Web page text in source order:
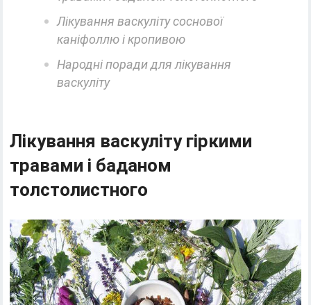
Лікування васкуліту соснової
каніфоллю і кропивою
Народні поради для лікування
васкуліту
Лікування васкуліту гіркими
травами і баданом
толстолистного